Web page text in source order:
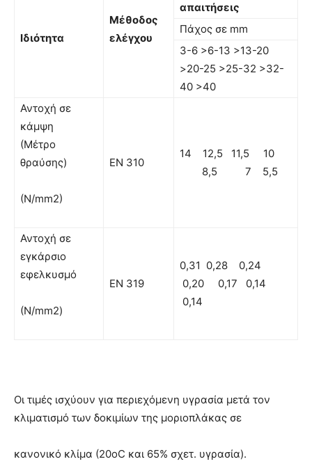
Ιδιότητα
Μέθοδος
ελέγχου
απαιτήσεις
Πάχος σε mm
3-6 >6-13 >13-20
>20-25 >25-32 >32-
40 >40
Αντοχή σε
κάμψη
(Μέτρο
θραύσης)
(N/mm2)
EN 310
14 12,5 11,5 10
8,5 7 5,5
Αντοχή σε
εγκάρσιο
εφελκυσμό
(Ν/mm2)
EN 319
0,31 0,28 0,24
0,20 0,17 0,14
0,14
Oι τιμές ισχύουν για περιεχόμενη υγρασία μετά τον
κλιματισμό των δοκιμίων της μοριοπλάκας σε
κανονικό κλίμα (20oC και 65% σχετ. υγρασία).